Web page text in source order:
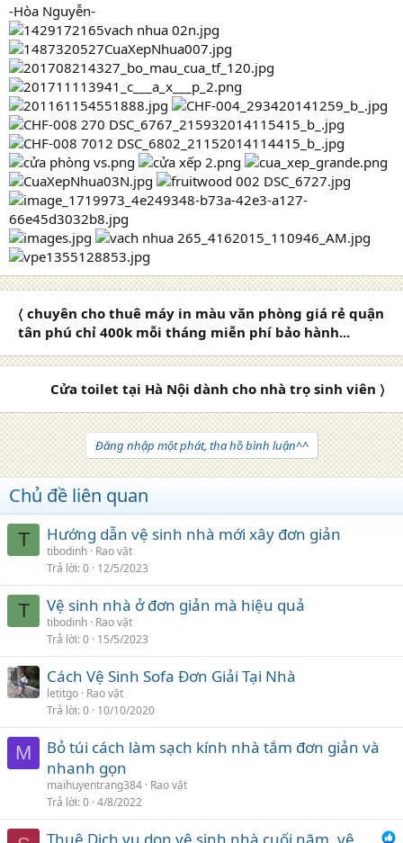
-Hòa Nguyễn-
〈 chuyên cho thuê máy in màu văn phòng giá rẻ quận
tân phú chỉ 400k mỗi tháng miễn phí bảo hành...
Cửa toilet tại Hà Nội dành cho nhà trọ sinh viên 〉
Đăng nhập một phát, tha hồ bình luận^^
Chủ đề liên quan
T Hướng dẫn vệ sinh nhà mới xây đơn giản
tibodinh Rao vặt
Trả lời 0 12/5/2023
T Vệ sinh nhà ở đơn giản mà hiệu quả
tibodinh Rao vặt
Trả lời 0 15/5/2023
Cách Vệ Sinh Sofa Đơn Giải Tại Nhà
letitgo Rao vặt
Trả lời 0 10/10/2020
M
Bỏ túi cách làm sạch kính nhà tắm đơn giản và
nhanh gọn
maihuyentrang384 Rao vặt
Trả lời 0 4/8/2022
Thuê Dịch vụ dọn vệ sinh nhà cuối năm, vệ